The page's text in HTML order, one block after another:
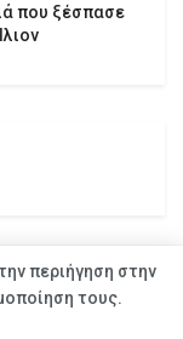
που ξέσπασε
περιήγηση στην
τους.